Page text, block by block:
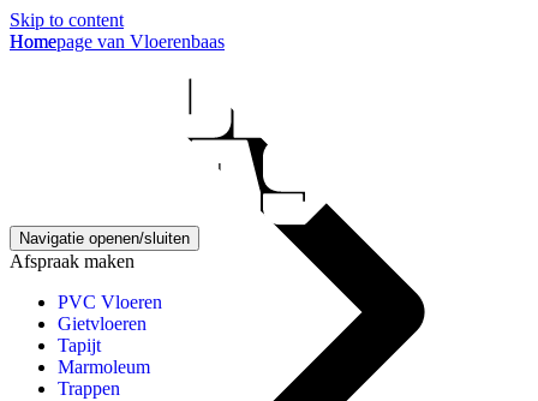
Skip to content
Homepage van Vloerenbaas
Navigatie openen/sluiten
Afspraak maken
PVC Vloeren
Gietvloeren
Tapijt
Marmoleum
Trappen
Home